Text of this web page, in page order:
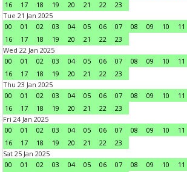
16
17 18 19 20 21 22
23
Tue 21 Jan 2025
00
01 02 03 04 05 06 07 08 09 10 11
16
17 18 19 20 21 22
23
Wed 22 Jan 2025
00
01 02 03 04 05 06 07 08 09 10 11
16
17 18 19 20 21 22
23
Thu 23 Jan 2025
00
01 02 03 04 05 06 07 08 09 10 11
16
17 18 19 20 21 22
23
Fri 24 Jan 2025
00
01 02 03 04 05 06 07 08 09 10 11
16
17 18 19 20 21 22
23
Sat 25 Jan 2025
00
01 02 03 04 05 06 07 08 09 10 11